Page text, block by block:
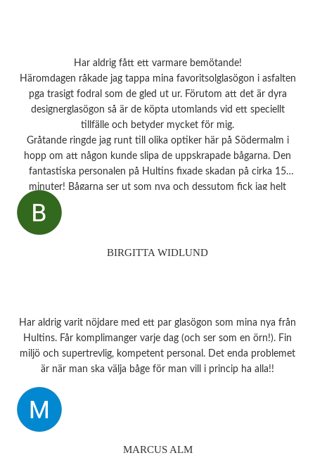
Har aldrig fått ett varmare bemötande!
Häromdagen råkade jag tappa mina favoritsolglasögon i asfalten
pga trasigt fodral som de gled ut ur. Förutom att det är dyra
designerglasögon så är de köpta utomlands vid ett speciellt
tillfälle och betyder mycket för mig.
Gråtande ringde jag runt till olika optiker här på Södermalm i
hopp om att någon kunde slipa de uppskrapade bågarna. Den
fantastiska personalen på Hultins fixade skadan på cirka 15
minuter! Bågarna ser ut som nya och dessutom fick jag helt
oväntat en underbar gåva – ett sprillans nytt fodral från samma
märke som mina solglasögon! Vilken fantastisk service! Kommer
Snart behöver jag boka tid för en synundersökning och jag vet
BIRGITTA WIDLUND
Har aldrig varit nöjdare med ett par glasögon som mina nya från
Hultins. Får komplimanger varje dag (och ser som en örn!). Fin
miljö och supertrevlig, kompetent personal. Det enda problemet
är när man ska välja båge för man vill i princip ha alla!!
MARCUS ALM